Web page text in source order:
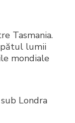
Tasmania.
lumii
mondiale
Londra